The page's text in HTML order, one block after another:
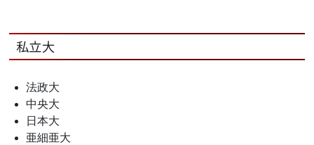
私立大
法政大
中央大
日本大
亜細亜大